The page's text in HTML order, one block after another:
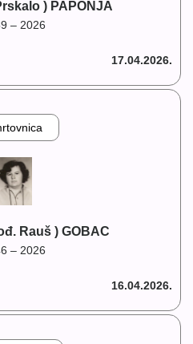
) PAPONJA
– 2026
17.04.2026.
Rauš ) GOBAC
– 2026
16.04.2026.